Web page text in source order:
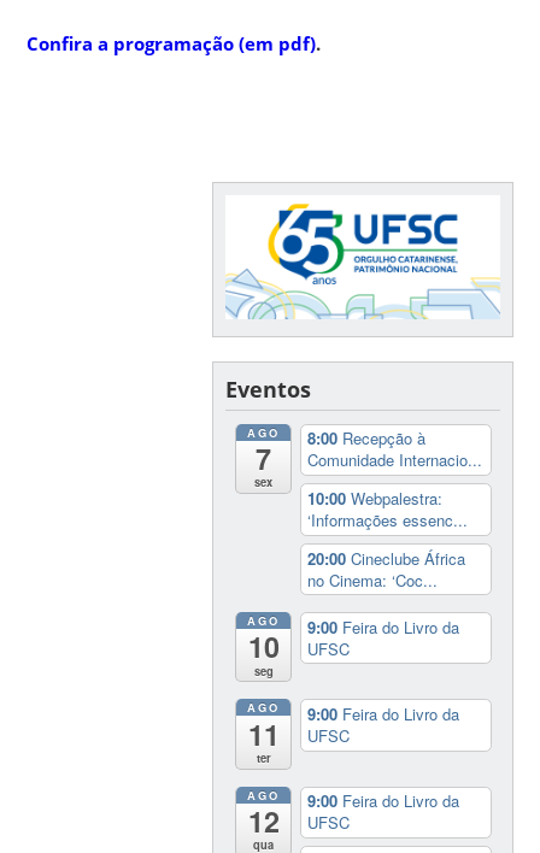
Confira a programação (em pdf).
Eventos
AGO
7
sex
8:00 Recepção à
Comunidade Internacio...
10:00Webpalestra:
‘Informações essenc...
20:00Cineclube África
no Cinema: ‘Coc...
AGO
10
seg
9:00 Feira do Livro da
UFSC
AGO
11
ter
9:00 Feira do Livro da
UFSC
AGO
12
qua
9:00 Feira do Livro da
UFSC